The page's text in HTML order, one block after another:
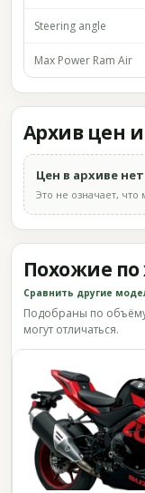
Steering angle
Max Power Ram Air
Архив цен
Цен в архиве нет
Это не означает, что
Похожие по
Сравнить другие
Подобраны по
могут отличаться.